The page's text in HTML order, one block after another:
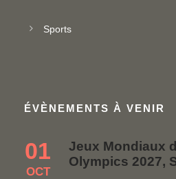
Sports
ÉVÈNEMENTS À VENIR
01
OCT
Jeux Mondiaux
Olympics 2027,